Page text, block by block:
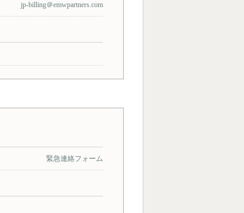
jp-billing＠emwpartners.com
緊急連絡フォーム